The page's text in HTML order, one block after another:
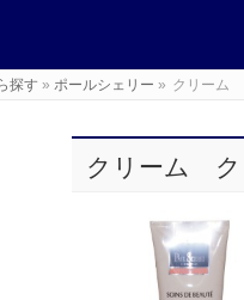
探す » ポールシェリー » クリーム
クリーム ク